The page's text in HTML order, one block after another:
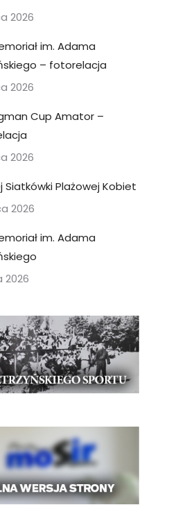
2026
im. Adama
– fotorelacja
2026
Cup Amator –
2026
Siatkówki Plażowej Kobiet
2026
im. Adama
2026